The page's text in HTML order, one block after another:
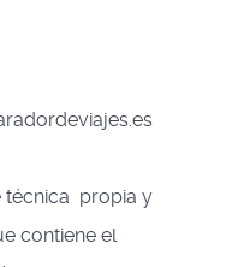
técnica propia y
contiene el